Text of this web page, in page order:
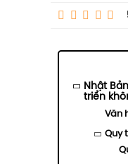
Nhật
triển
Văn
Quy